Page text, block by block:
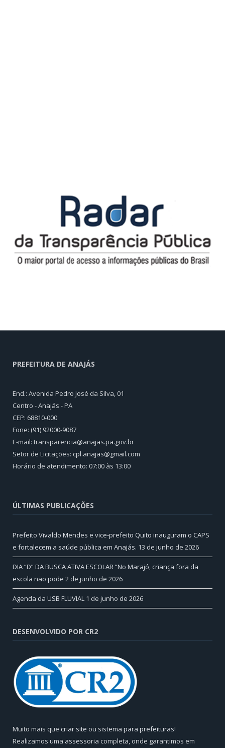
PREFEITURA DE ANAJÁS
End.: Avenida Pedro José da Silva, 01
Centro - Anajás - PA
CEP: 68810-000
Fone: (91) 92000-9087
E-mail: transparencia@anajas.pa.gov.br
Setor de Licitações: cpl.anajas@gmail.com
Horário de atendimento: 07:00 às 13:00
ÚLTIMAS PUBLICAÇÕES
Prefeito Vivaldo Mendes e vice-prefeito Quito inauguram o CAPS
e fortalecem a saúde pública em Anajás. 13 de junho de 2026
DIA “D” DA BUSCA ATIVA ESCOLAR “No Marajó, criança fora da
escola não pode 2 de junho de 2026
Agenda da USB FLUVIAL 1 de junho de 2026
DESENVOLVIDO POR CR2
Muito mais que criar site ou sistema para prefeituras!
Realizamos uma assessoria completa, onde garantimos em